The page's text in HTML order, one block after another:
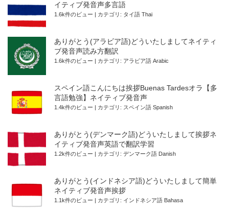
イティブ発音声多言語
1.6k件のビュー カテゴリ: タイ語 Thai
ありがとう(アラビア語)どういたしましてネイティ
ブ発音声読み方翻訳
1.6k件のビュー カテゴリ: アラビア語 Arabic
スペイン語こんにちは挨拶Buenas Tardesオラ【多
言語勉強】ネイティブ発音声
1.4k件のビュー カテゴリ: スペイン語 Spanish
ありがとう(デンマーク語)どういたしまして挨拶ネ
イティブ発音声英語で翻訳学習
1.2k件のビュー カテゴリ: デンマーク語 Danish
ありがとう(インドネシア語)どういたしまして簡単
ネイティブ発音声挨拶
1.1k件のビュー カテゴリ: インドネシア語 Bahasa